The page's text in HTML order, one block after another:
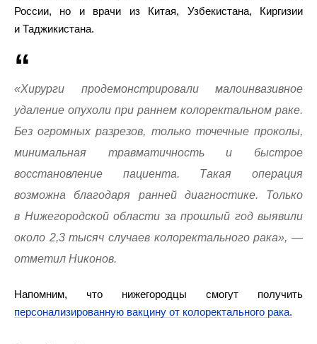
России, но и врачи из Китая, Узбекистана, Киргизии
и Таджикистана.
«Хирурги продемонстрировали малоинвазивное
удаление опухоли при раннем колоректальном раке.
Без огромных разрезов, только точечные проколы,
минимальная травматичность и быстрое
восстановление пациента. Такая операция
возможна благодаря ранней диагностике. Только
в Нижегородской области за прошлый год выявили
около 2,3 тысяч случаев колоректального рака», —
отметил Никонов.
Напомним, что нижегородцы смогут получить
персонализированную вакцину от колоректального рака.